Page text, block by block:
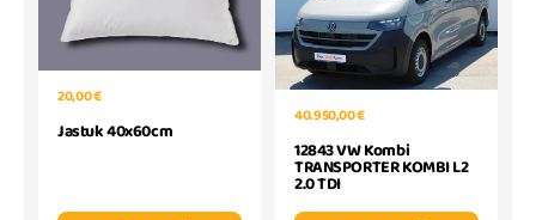
20,00 €
Jastuk 40x60cm
40.950,00 €
12843 VW Kombi
TRANSPORTER KOMBI L2
2.0 TDI